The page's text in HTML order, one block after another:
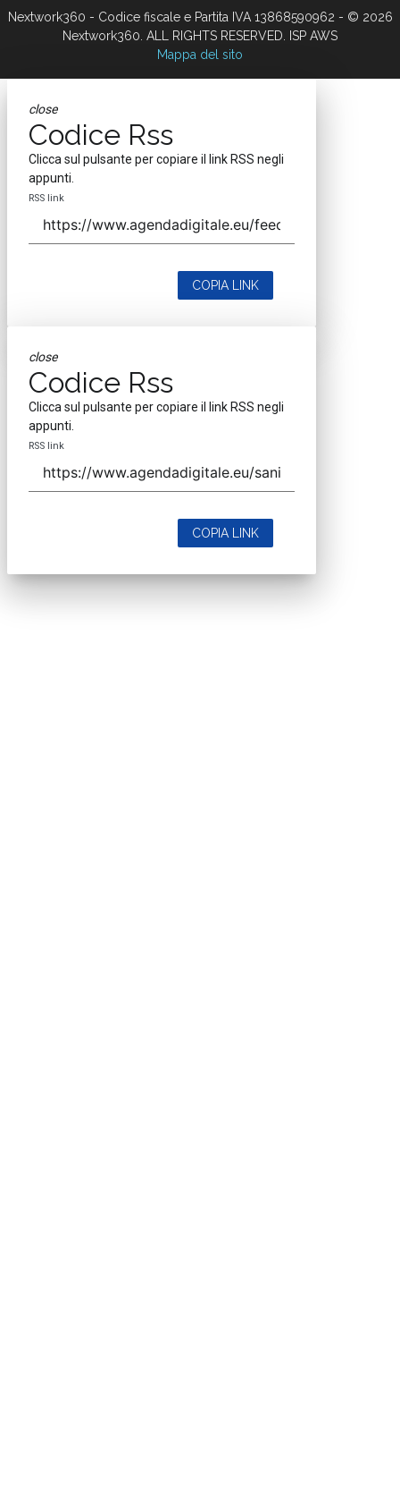
Nextwork360 - Codice fiscale e Partita IVA 13868590962 - © 2026
Nextwork360. ALL RIGHTS RESERVED. ISP AWS
Mappa del sito
close
Codice Rss
Clicca sul pulsante per copiare il link RSS negli
appunti.
RSS link
COPIA LINK
close
Codice Rss
Clicca sul pulsante per copiare il link RSS negli
appunti.
RSS link
COPIA LINK